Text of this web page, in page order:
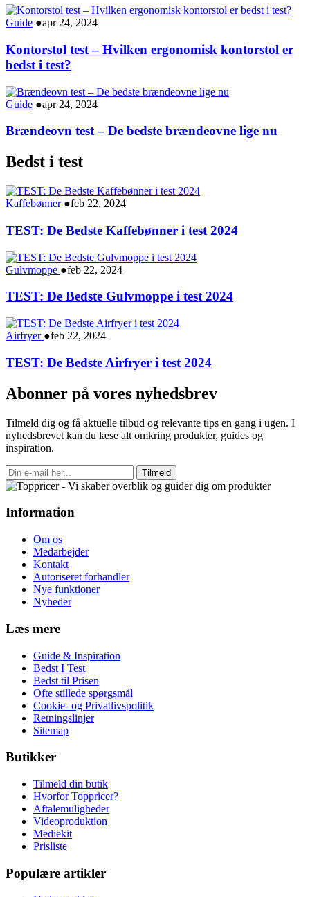
Guide ●apr 24, 2024
Kontorstol test – Hvilken ergonomisk kontorstol er
bedst i test?
Guide ●apr 24, 2024
Brændeovn test – De bedste brændeovne lige nu
Bedst i test
Kaffebønner ●feb 22, 2024
TEST: De Bedste Kaffebønner i test 2024
Gulvmoppe ●feb 22, 2024
TEST: De Bedste Gulvmoppe i test 2024
Airfryer ●feb 22, 2024
TEST: De Bedste Airfryer i test 2024
Abonner på vores nyhedsbrev
Tilmeld dig og få aktuelle tilbud og relevante tips en gang i ugen. I
nyhedsbrevet kan du læse alt omkring produkter, guides og
inspiration.
Tilmeld
Information
Om os
Medarbejder
Kontakt
Autoriseret forhandler
Nye funktioner
Nyheder
Læs mere
Guide & Inspiration
Bedst I Test
Bedst til Prisen
Ofte stillede spørgsmål
Cookie- og Privatlivspolitik
Retningslinjer
Sitemap
Butikker
Tilmeld din butik
Hvorfor Toppricer?
Aftalemuligheder
Videoproduktion
Mediekit
Prisliste
Populære artikler